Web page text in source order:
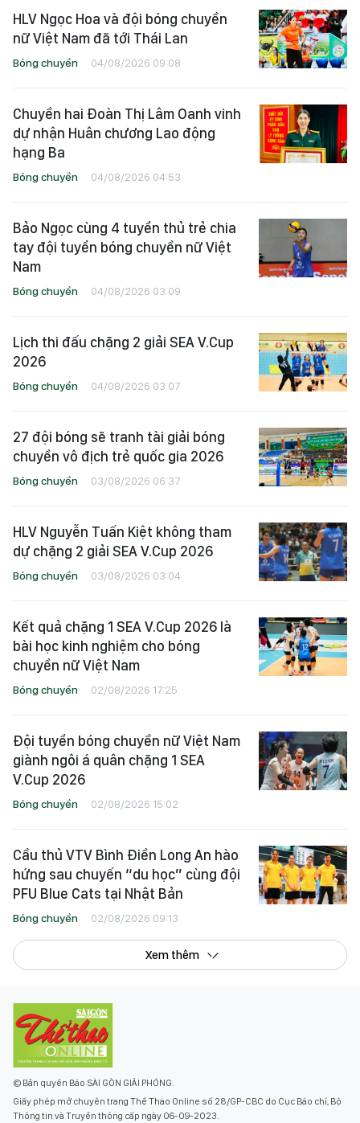
HLV Ngọc Hoa và đội bóng chuyền
nữ Việt Nam đã tới Thái Lan
Bóng chuyền 04/08/2026 09:08
Chuyền hai Đoàn Thị Lâm Oanh vinh
dự nhận Huân chương Lao động
hạng Ba
Bóng chuyền 04/08/2026 04:53
Bảo Ngọc cùng 4 tuyển thủ trẻ chia
tay đội tuyển bóng chuyền nữ Việt
Nam
Bóng chuyền 04/08/2026 03:09
Lịch thi đấu chặng 2 giải SEA V.Cup
2026
Bóng chuyền 04/08/2026 03:07
27 đội bóng sẽ tranh tài giải bóng
chuyền vô địch trẻ quốc gia 2026
Bóng chuyền 03/08/2026 06:37
HLV Nguyễn Tuấn Kiệt không tham
dự chặng 2 giải SEA V.Cup 2026
Bóng chuyền 03/08/2026 03:04
Kết quả chặng 1 SEA V.Cup 2026 là
bài học kinh nghiệm cho bóng
chuyền nữ Việt Nam
Bóng chuyền 02/08/2026 17:25
Đội tuyển bóng chuyền nữ Việt Nam
giành ngôi á quân chặng 1 SEA
V.Cup 2026
Bóng chuyền 02/08/2026 15:02
Cầu thủ VTV Bình Điền Long An hào
hứng sau chuyến “du học” cùng đội
PFU Blue Cats tại Nhật Bản
Bóng chuyền 02/08/2026 09:13
Xem thêm
© Bản quyền Báo SÀI GÒN GIẢI PHÓNG.
Giấy phép mở chuyên trang Thể Thao Online số 28/GP-CBC do Cục Báo chí, Bộ
Thông tin và Truyền thông cấp ngày 06-09-2023.